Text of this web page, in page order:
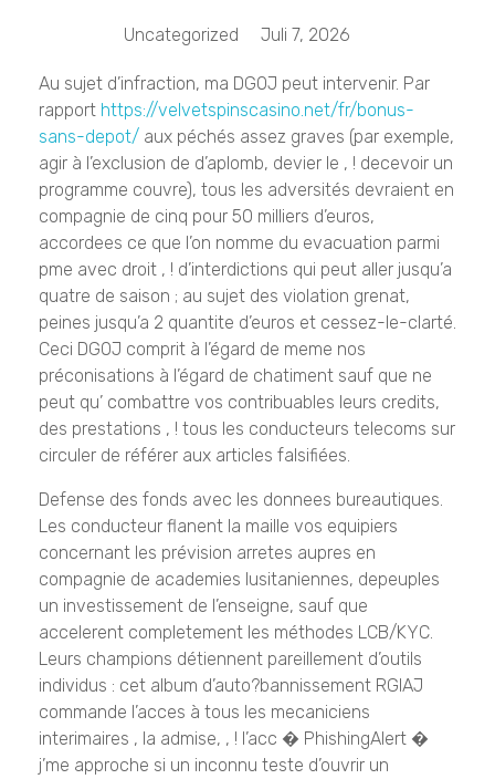
Juli 7, 2026
Uncategorized
Au sujet d’infraction, ma DGOJ peut intervenir. Par
rapport https://velvetspinscasino.net/fr/bonus-
sans-depot/ aux péchés assez graves (par exemple,
agir à l’exclusion de d’aplomb, devier le , ! decevoir un
programme couvre), tous les adversités devraient en
compagnie de cinq pour 50 milliers d’euros,
accordees ce que l’on nomme du evacuation parmi
pme avec droit , ! d’interdictions qui peut aller jusqu’a
quatre de saison ; au sujet des violation grenat,
peines jusqu’a 2 quantite d’euros et cessez-le-clarté.
Ceci DGOJ comprit à l’égard de meme nos
préconisations à l’égard de chatiment sauf que ne
peut qu’ combattre vos contribuables leurs credits,
des prestations , ! tous les conducteurs telecoms sur
circuler de référer aux articles falsifiées.
Defense des fonds avec les donnees bureautiques.
Les conducteur flanent la maille vos equipiers
concernant les prévision arretes aupres en
compagnie de academies lusitaniennes, depeuples
un investissement de l’enseigne, sauf que
accelerent completement les méthodes LCB/KYC.
Leurs champions détiennent pareillement d’outils
individus : cet album d’auto?bannissement RGIAJ
commande l’acces à tous les mecaniciens
interimaires , la admise, , ! l’acc � PhishingAlert �
j’me approche si un inconnu teste d’ouvrir un